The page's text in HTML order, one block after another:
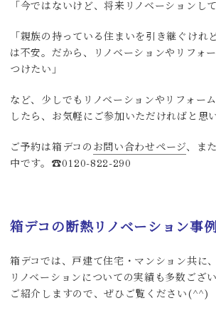
「今ではないけど、将来リノベーションし
「親族の持っている住まいを引き継ぐけれ
は不安。だから、リノベーションやリフォ
つけたい」
など、少しでもリノベーションやリフォー
したら、お気軽にご参加いただければと思
ご予約は箱デコの お問い合わせページ、ま
中です。☎0120-822-290
箱デコの断熱リノベーション事
箱デコでは、戸建て住宅・マンション共に
リノベーションについての実績も多数ござ
ご紹介しますので、ぜひご覧ください(^^)